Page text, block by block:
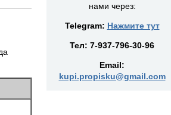
нами через:
Telegram: Нажмите тут
Тел: 7-937-796-30-96
Email:
kupi.propisku@gmail.com